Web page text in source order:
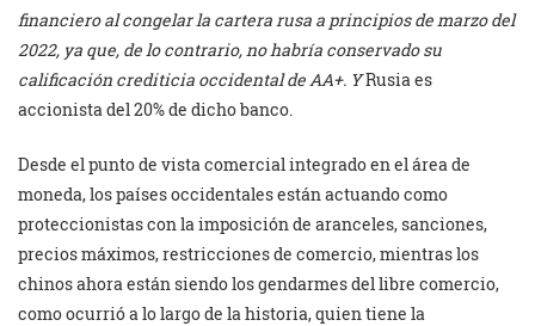
financiero al congelar la cartera rusa a principios de marzo del
2022, ya que, de lo contrario, no habría conservado su
calificación crediticia occidental de AA+. YRusia es
accionista del 20% de dicho banco.
Desde el punto de vista comercial integrado en el área de
moneda, los países occidentales están actuando como
proteccionistas con la imposición de aranceles, sanciones,
precios máximos, restricciones de comercio, mientras los
chinos ahora están siendo los gendarmes del libre comercio,
como ocurrió a lo largo de la historia, quien tiene la